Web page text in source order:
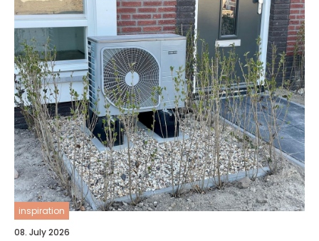
inspiration
08. July 2026